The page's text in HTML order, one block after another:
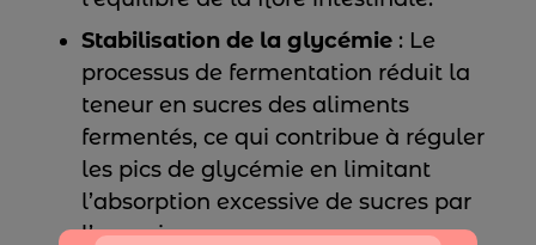
Stabilisation de la glycémie : Le
processus de fermentation réduit la
teneur en sucres des aliments
fermentés, ce qui contribue à réguler
les pics de glycémie en limitant
l’absorption excessive de sucres par
l’organisme.